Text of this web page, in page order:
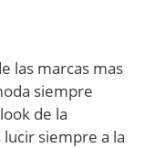
las marcas mas
siempre
de la
siempre a la